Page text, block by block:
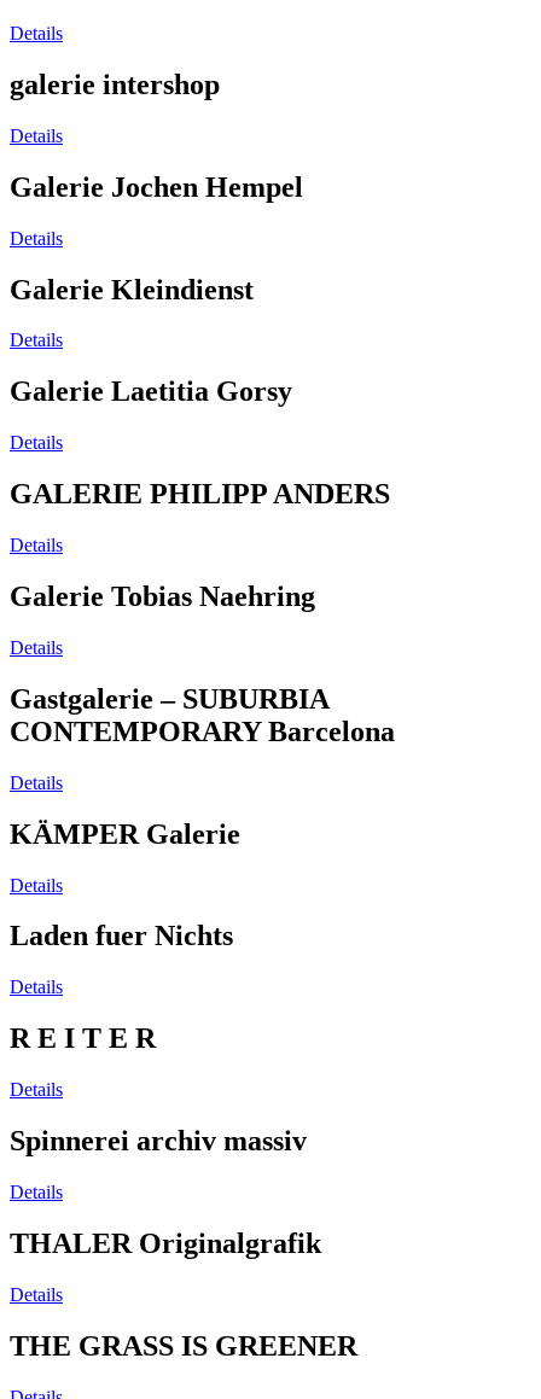
Details
galerie intershop
Details
Galerie Jochen Hempel
Details
Galerie Kleindienst
Details
Galerie Laetitia Gorsy
Details
GALERIE PHILIPP ANDERS
Details
Galerie Tobias Naehring
Details
Gastgalerie – SUBURBIA
CONTEMPORARY Barcelona
Details
KÄMPER Galerie
Details
Laden fuer Nichts
Details
R E I T E R
Details
Spinnerei archiv massiv
Details
THALER Originalgrafik
Details
THE GRASS IS GREENER